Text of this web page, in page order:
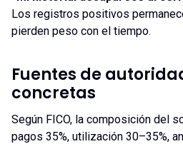
Los registros positivos
pierden peso con el tiempo.
Fuentes de
concretas
Según FICO, la composición del
pagos 35%, utilización 30–35%,